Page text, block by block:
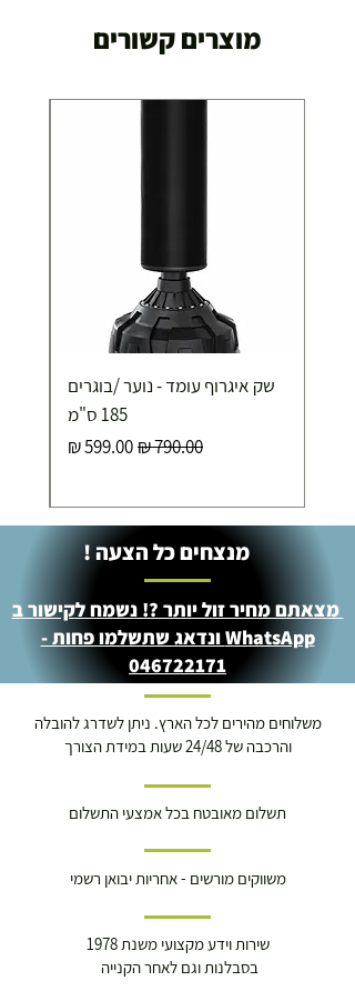
מוצרים קשורים
שק איגרוף עומד - נוער /בוגרים
185 ס"מ
מחיר רגילמחיר מבצע
מנצחים כל הצעה !
מצאתם מחיר זול יותר ?! נשמח לקישור ב
WhatsApp ונדאג שתשלמו פחות -
046722171
משלוחים מהירים לכל הארץ. ניתן לשדרג להובלה
והרכבה של 24/48 שעות במידת הצורך
תשלום מאובטח בכל אמצעי התשלום
משווקים מורשים - אחריות יבואן רשמי
שירות וידע מקצועי משנת 1978
בסבלנות וגם לאחר הקנייה